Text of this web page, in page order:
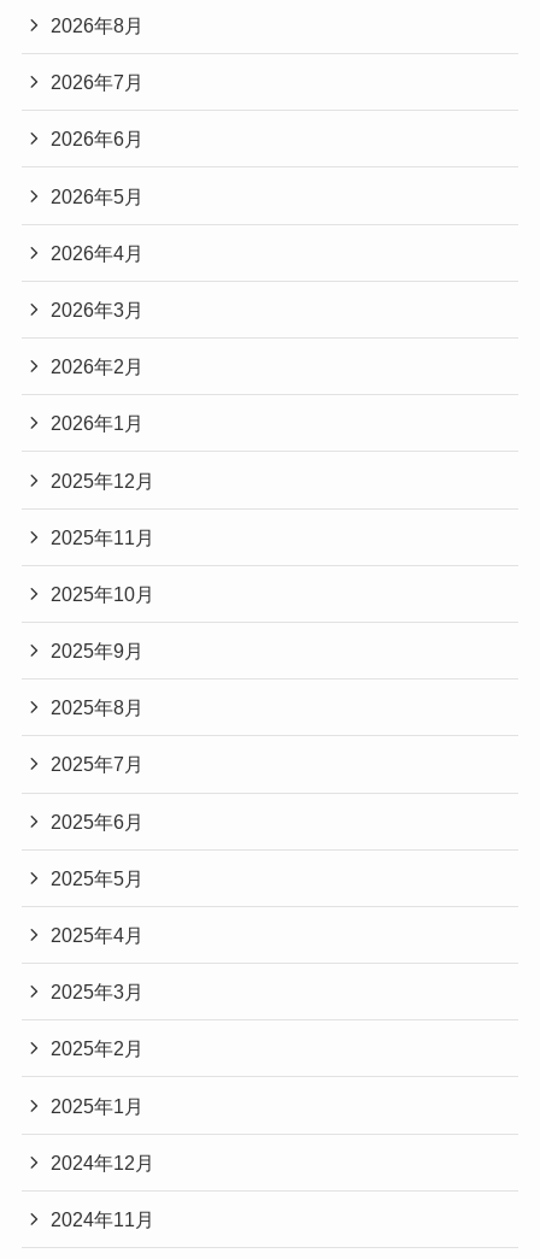
2026年8月
2026年7月
2026年6月
2026年5月
2026年4月
2026年3月
2026年2月
2026年1月
2025年12月
2025年11月
2025年10月
2025年9月
2025年8月
2025年7月
2025年6月
2025年5月
2025年4月
2025年3月
2025年2月
2025年1月
2024年12月
2024年11月